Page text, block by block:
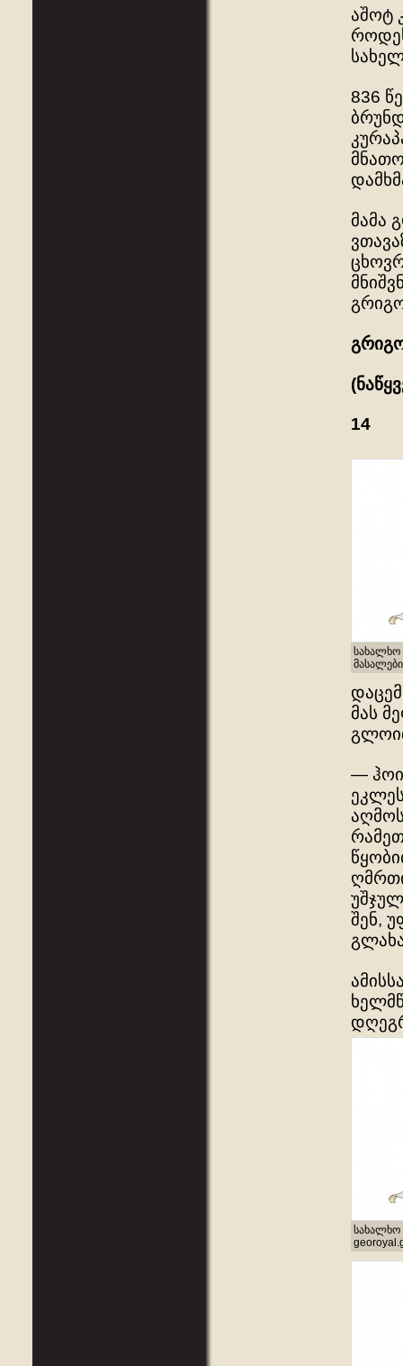
აშოტ
836
მამა
14
სახალხო
მას
—
შენ,
სახალხო